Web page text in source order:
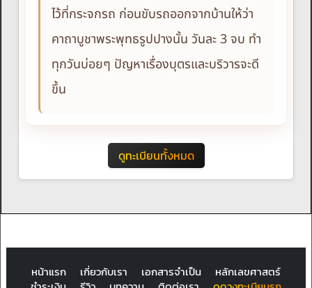
ไว้ที่กระจกรถ ก่อนขับรถออกจากบ้านให้ว่า
คาถาบูชาพระพุทธรูปปางนั้น วันละ 3 จบ ทำ
ทุกวันบ่อยๆ ปัญหาเรื่องบุตรและบริวารจะดี
ขึ้น
ดูทะเบียนทั้งหมด
หน้าแรก เกี่ยวกับเรา เอกสารจำเป็น
หลักเลขศาสตร์